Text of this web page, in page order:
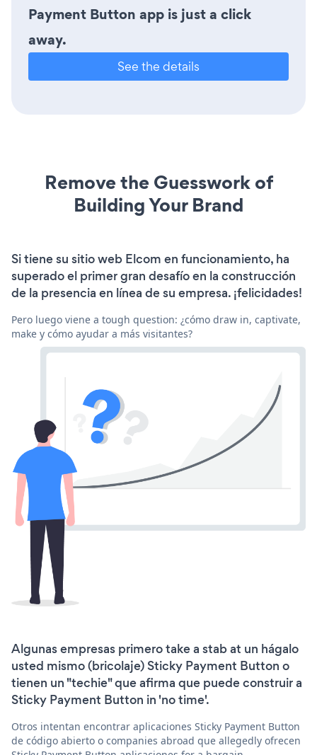
Payment Button app is just a click
away.
See the details
Remove the Guesswork of
Building Your Brand
Si tiene su sitio web Elcom en funcionamiento, ha
superado el primer gran desafío en la construcción
de la presencia en línea de su empresa. ¡felicidades!
Pero luego viene a tough question: ¿cómo draw in, captivate,
make y cómo ayudar a más visitantes?
Algunas empresas primero take a stab at un hágalo
usted mismo (bricolaje) Sticky Payment Button o
tienen un "techie" que afirma que puede construir a
Sticky Payment Button in 'no time'.
Otros intentan encontrar aplicaciones Sticky Payment Button
de código abierto o companies abroad que allegedly ofrecen